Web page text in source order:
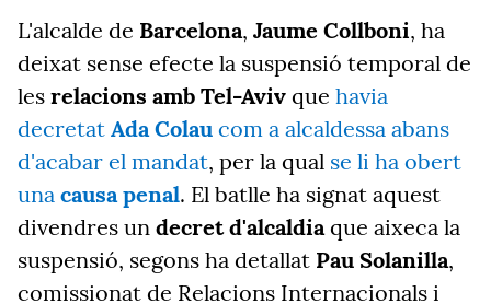
L'alcalde de Barcelona, Jaume Collboni, ha
deixat sense efecte la suspensió temporal de
les relacions amb Tel-Aviv que havia
decretat Ada Colau com a alcaldessa abans
d'acabar el mandat, per la qual se li ha obert
una causa penal. El batlle ha signat aquest
divendres un decret d'alcaldiaque aixeca la
suspensió, segons ha detallat Pau Solanilla,
comissionat de Relacions Internacionals i